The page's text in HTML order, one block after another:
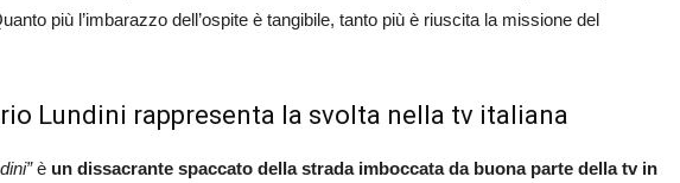
più l’imbarazzo dell’ospite è tangibile, tanto più è riuscita la missione del
Lundini rappresenta la svolta nella tv italiana
è un dissacrante spaccato della strada imboccata da buona parte della tv in